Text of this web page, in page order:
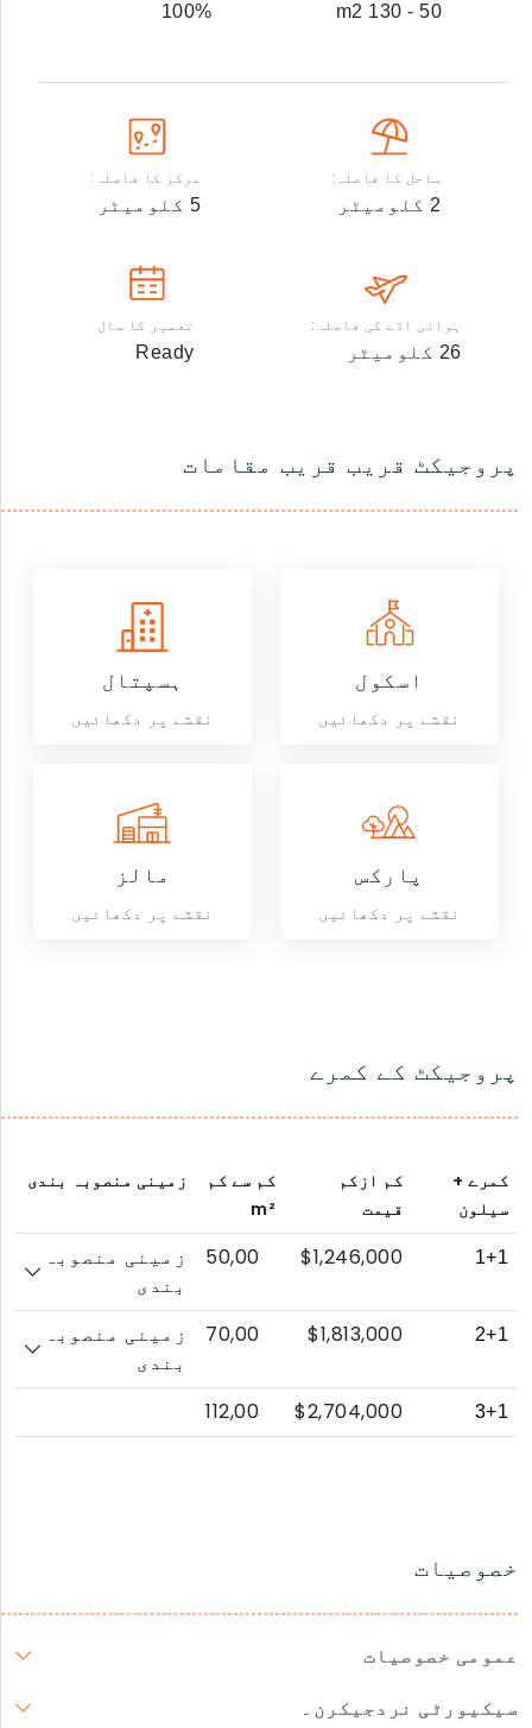
50 - 130
100%
ساحل کا فاصلہ:
2 کلومیٹر
مرکز کا فاصلہ:
5 کلومیٹر
ہوائی اڈے کی فاصلہ:
26 کلومیٹر
تعمیر کا سال
Ready
پروجیکٹ قریب قریب مقامات
ہسپتال
نقشے پر دکھائیں
اسکول
نقشے پر دکھائیں
مالز
نقشے پر دکھائیں
پارکس
نقشے پر دکھائیں
پروجیکٹ کے کمرے
کمرے +
سیلون
کم ازکم
قیمت
کم سے کم
m²
زمینی منصوبہ بندی
1+1
$1,246,000
50,00
زمینی منصوبہ
بندی
2+1
$1,813,000
70,00
زمینی منصوبہ
بندی
3+1
$2,704,000
112,00
خصوصیات
عمومی خصوصیات
سیکیورٹی نردجیکرن۔